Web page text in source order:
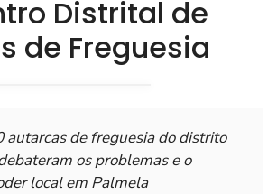
Distrital de
de Freguesia
autarcas de freguesia do distrito
os problemas e o
local em Palmela